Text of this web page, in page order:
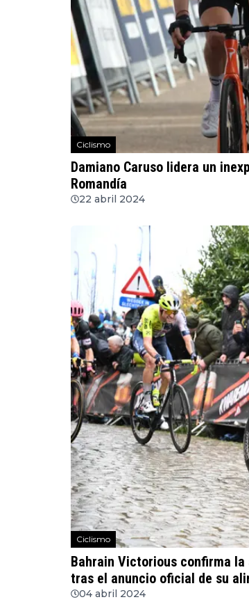
Ciclismo
Damiano Caruso lidera un
Romandía
22 abril 2024
Ciclismo
Bahrain Victorious confirma
tras el anuncio oficial de su
04 abril 2024